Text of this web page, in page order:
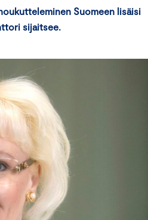
Suomeen lisäisi
sijaitsee.